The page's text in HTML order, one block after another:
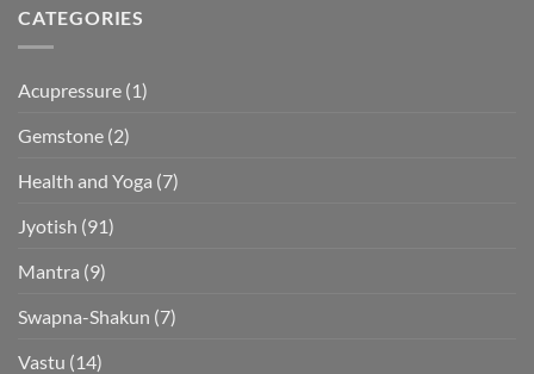
CATEGORIES
Acupressure (1)
Gemstone (2)
Health and Yoga (7)
Jyotish (91)
Mantra (9)
Swapna-Shakun (7)
Vastu (14)